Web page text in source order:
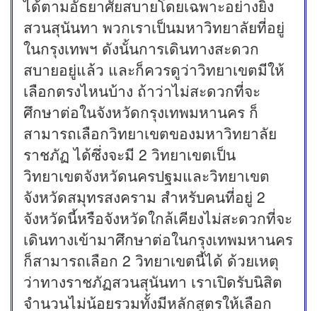
ได้ตามอัธยาศัยสบายโดยเฉพาะอย่างยิ่ง
สวนสุนันทา พวกเราเป็นมหาวิทยาลัยที่อยู่
ในกรุงเทพฯ ดังนั้นการเดินทางสะดวก
สบายอยู่แล้ว และก็ควรดูว่าวิทยาเขตมีให้
เลือกตรงไหนบ้าง ถ้าว่าไม่สะดวกที่จะ
ศึกษาต่อในจังหวัดกรุงเทพมหานคร ก็
สามารถเลือกวิทยาเขตของมหาวิทยาลัย
ราชภัฏ ได้ซึ่งจะมี 2 วิทยาเขตเป็น
วิทยาเขตจังหวัดนครปฐมและวิทยาเขต
จังหวัดสมุทรสงคราม สำหรับคนที่อยู่ 2
จังหวัดนี้หรือจังหวัดใกล้เคียงไม่สะดวกที่จะ
เดินทางเข้ามาศึกษาต่อในกรุงเทพมหานคร
ก็สามารถเลือก 2 วิทยาเขตนี้ได้ ด้วยเหตุ
ว่าทางราชภัฏสวนสุนันทา เราเปิดรับนิสิต
จำนวนไม่น้อยรวมทั้งมีหลักสูตรให้เลือก